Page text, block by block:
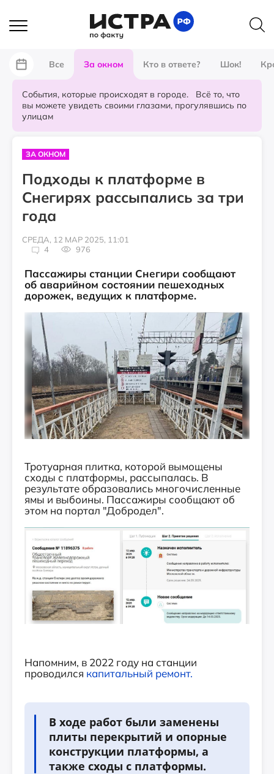
Все За окном Кто в ответе? Шок!
События, которые происходят в городе. Всё то, что
вы можете увидеть своими глазами, прогулявшись по
улицам
ЗА ОКНОМ
Подходы к платформе в
Снегирях рассыпались за три
года
СРЕДА, 12 МАР 2025, 11:01
4
976
Пассажиры станции Снегири сообщают
об аварийном состоянии пешеходных
дорожек, ведущих к платформе.
Тротуарная плитка, которой вымощены
сходы с платформы, рассыпалась. В
результате образовались многочисленные
ямы и выбоины. Пассажиры сообщают об
этом на портал "Добродел".
Напомним, в 2022 году на станции
проводился капитальный ремонт.
В ходе работ были заменены
плиты перекрытий и опорные
конструкции платформы, а
также сходы с платформы.